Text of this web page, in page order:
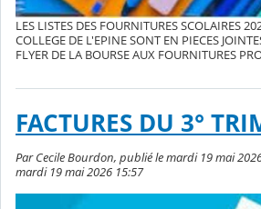
LES LISTES DES FOURNITURES SCOLAIRES
COLLEGE DE L'EPINE SONT EN PIECES
FLYER DE LA BOURSE AUX FOURNITURES
FACTURES DU 3°
Par Cecile Bourdon, publié le mardi 19 mai
mardi 19 mai 2026 15:57